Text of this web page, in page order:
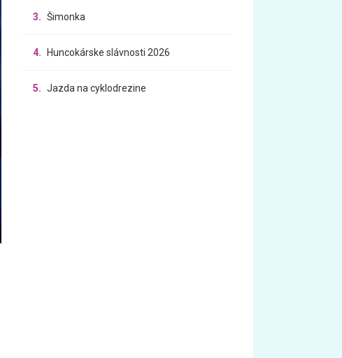
3. Šimonka
4. Huncokárske slávnosti 2026
5. Jazda na cyklodrezine